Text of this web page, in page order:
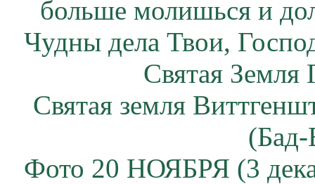
больше молишься и
Чудны дела Твои,
Святая
Святая земля
Фото 20 НОЯБРЯ (3